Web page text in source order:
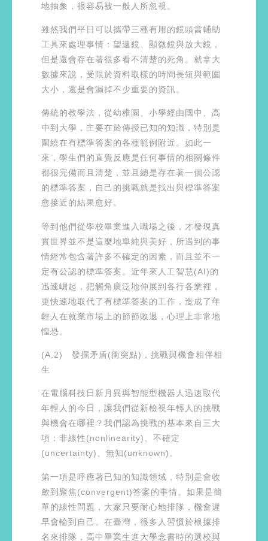
地抽象，很容易被一般人所忽視。
雖然我們平日可以攜帶三種有用的鏡頭當輔助
工具來處理事情：望遠鏡、顯微鏡與放大鏡，
但是還會存在著很多看不清楚的死角。就拿大
數據來說，受限於資料取樣的時間長短與範圍
大小，還是會漏掉不少重要的資訊。
傳統的教學法，從幼稚園、小學經由國中、高
中到大學，主要在於傳授已知的知識，特別是
圍繞在有標準答案的各種範例附近。如此一
來，學生們的直覺反應是任何事情的相關條件
都很完備而且清楚，並且總是存在著一個公認
的標準答案，自己的挑戰就是找出與標準答案
愈接近的結果愈好。
等到他們從學校畢業進入職場之後，才發現真
實世界並不是這麼地單純與美好，所遇到的事
情經常包含著許多不確定的因素，而且並不一
定有公認的標準答案。近年來人工智慧(AI)的
迅速崛起，把觸角廣泛地伸展到各行各業裡，
更快速地取代了有標準答案的工作，造成了年
輕人在就業市場上的節節敗退，心理上非常地
惶恐。
(A.2) 發掘矛盾(衝突點)，挑戰與機會相伴相
生
在電腦科技日新月異與智能型機器人迅速取代
年輕人的今日，讓我們從新檢視年輕人的挑戰
與機會在哪裡？我們認為挑戰的基本來自三大
項：非線性(nonlinearity)、不確定
(uncertainty)、無知(unknown)。
第一項是呼應著已知的知識領域，特別是會收
斂到聚焦(convergent)答案的事情。如果是簡
單的線性問題，大家只要耐心地排隊，機會遲
早會輪到自己。在臺灣，很多人習慣於根據排
名來排隊，高中畢業生進大學念書時的選校與